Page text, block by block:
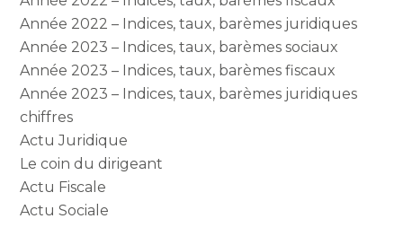
Année 2022 – Indices, taux, barèmes juridiques
Année 2023 – Indices, taux, barèmes sociaux
Année 2023 – Indices, taux, barèmes fiscaux
Année 2023 – Indices, taux, barèmes juridiques
chiffres
Actu Juridique
Le coin du dirigeant
Actu Fiscale
Actu Sociale